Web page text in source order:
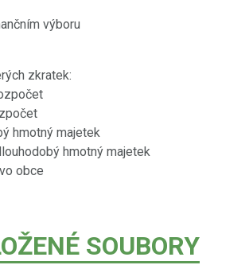
výboru
zkratek:
hmotný majetek
hmotný majetek
obce
SOUBORY